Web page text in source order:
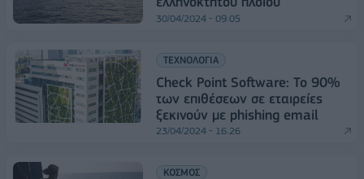
30/04/2024 - 09:05
ΤΕΧΝΟΛΟΓΙΑ
Check Point Software: Το 90%
των επιθέσεων σε εταιρείες
ξεκινούν με phishing email
23/04/2024 - 16:26
ΚΟΣΜΟΣ